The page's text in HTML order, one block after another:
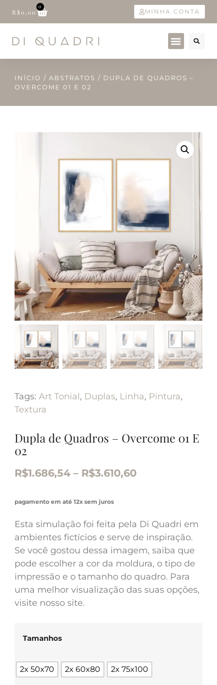
R$0,00
0
MINHA CONTA
INÍCIO / ABSTRATOS / DUPLA DE QUADROS –
OVERCOME 01 E 02
Tags: Art Tonial, Duplas, Linha, Pintura,
Textura
Dupla de Quadros – Overcome 01 E
02
R$1.686,54 – R$3.610,60
pagamento em até 12x sem juros
Esta simulação foi feita pela Di Quadri em
ambientes fictícios e serve de inspiração.
Se você gostou dessa imagem, saiba que
pode escolher a cor da moldura, o tipo de
impressão e o tamanho do quadro. Para
uma melhor visualização das suas opções,
visite nosso site.
Tamanhos
2x 50x70 2x 60x80 2x 75x100